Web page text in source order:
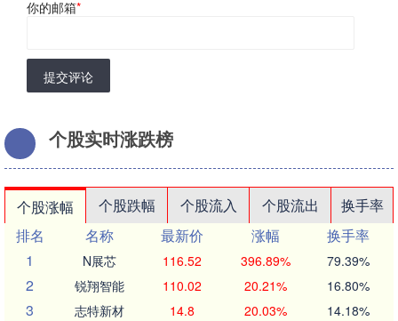
你的邮箱*
提交评论
个股实时涨跌榜
个股涨幅 个股跌幅 个股流入 个股流出
换手率
排名
名称 最新价 涨幅
换手率
1
N展芯 116.52 396.89% 79.39%
2 锐翔智能 110.02 20.21% 16.80%
3 志特新材 14.8 20.03% 14.18%